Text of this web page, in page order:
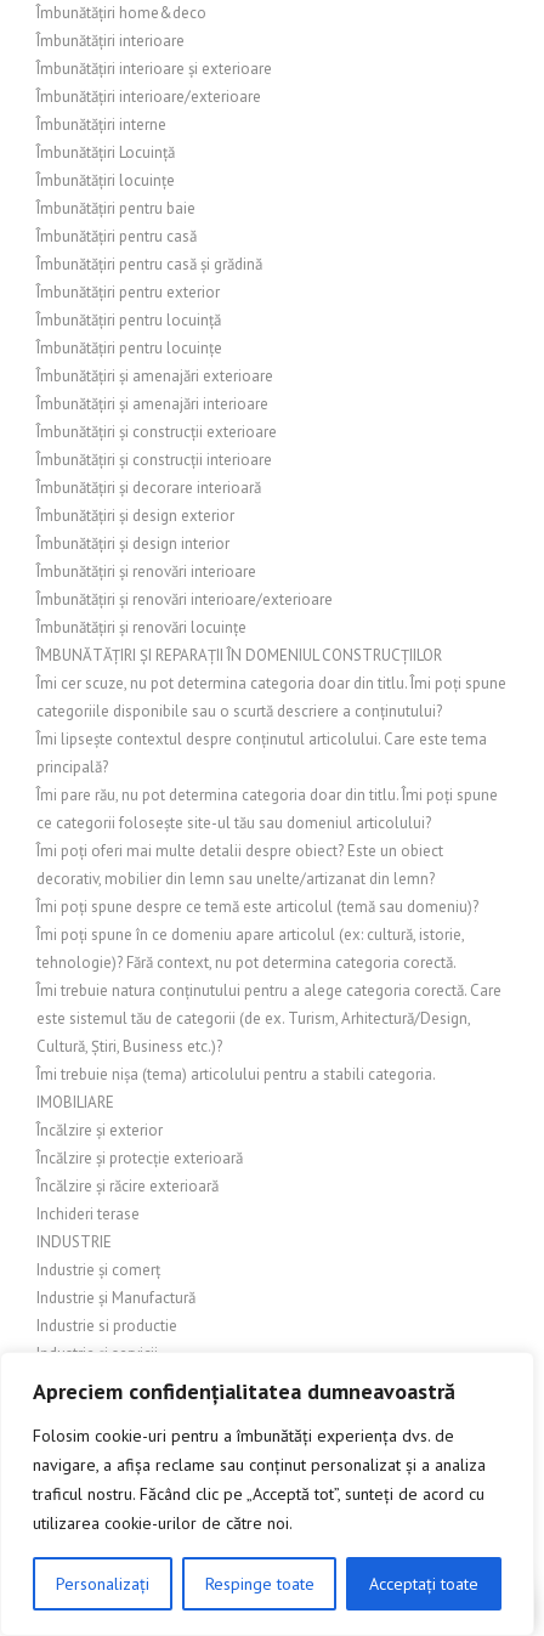
Apreciem confidențialitatea dumneavoastră
Folosim cookie-uri pentru a îmbunătăți experiența dvs. de
navigare, a afișa reclame sau conținut personalizat și a analiza
traficul nostru. Făcând clic pe „Acceptă tot”, sunteți de acord cu
utilizarea cookie-urilor de către noi.
Personalizați Respinge toate Acceptați toate
Îmbunătățiri home&deco
Îmbunătățiri interioare
Îmbunătățiri interioare și exterioare
Îmbunătățiri interioare/exterioare
Îmbunătățiri interne
Îmbunătățiri Locuință
Îmbunătățiri locuințe
Îmbunătățiri pentru baie
Îmbunătățiri pentru casă
Îmbunătățiri pentru casă și grădină
Îmbunătățiri pentru exterior
Îmbunătățiri pentru locuință
Îmbunătățiri pentru locuințe
Îmbunătățiri și amenajări exterioare
Îmbunătățiri și amenajări interioare
Îmbunătățiri și construcții exterioare
Îmbunătățiri și construcții interioare
Îmbunătățiri și decorare interioară
Îmbunătățiri și design exterior
Îmbunătățiri și design interior
Îmbunătățiri și renovări interioare
Îmbunătățiri și renovări interioare/exterioare
Îmbunătățiri și renovări locuințe
ÎMBUNĂTĂȚIRI ȘI REPARAȚII ÎN DOMENIUL CONSTRUCȚIILOR
Îmi cer scuze, nu pot determina categoria doar din titlu. Îmi poți spune
categoriile disponibile sau o scurtă descriere a conținutului?
Îmi lipsește contextul despre conținutul articolului. Care este tema
principală?
Îmi pare rău, nu pot determina categoria doar din titlu. Îmi poți spune
ce categorii folosește site-ul tău sau domeniul articolului?
Îmi poți oferi mai multe detalii despre obiect? Este un obiect
decorativ, mobilier din lemn sau unelte/artizanat din lemn?
Îmi poți spune despre ce temă este articolul (temă sau domeniu)?
Îmi poți spune în ce domeniu apare articolul (ex: cultură, istorie,
tehnologie)? Fără context, nu pot determina categoria corectă.
Îmi trebuie natura conținutului pentru a alege categoria corectă. Care
este sistemul tău de categorii (de ex. Turism, Arhitectură/Design,
Cultură, Știri, Business etc.)?
Îmi trebuie nișa (tema) articolului pentru a stabili categoria.
IMOBILIARE
Încălzire și exterior
Încălzire și protecție exterioară
Încălzire și răcire exterioară
Inchideri terase
INDUSTRIE
Industrie și comerț
Industrie și Manufactură
Industrie si productie
Industrie și servicii
Industrie textilă
INGINERIE
Îngrijire balcon
Îngrijire exterioară
Îngrijire grădină
Îngrijire grădină și amenajări exterioare
Îngrijire grădină și peisagistică
Îngrijire grădină și peisaj
CLICK AICI PENTRU A DISCUTA